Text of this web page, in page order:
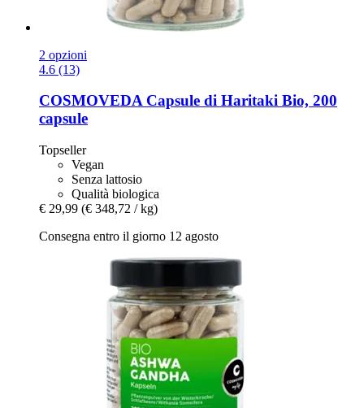
2 opzioni
4.6 (13)
COSMOVEDACapsule di Haritaki Bio, 200
capsule
Topseller
Vegan
Senza lattosio
Qualità biologica
€ 29,99 (€ 348,72 / kg)
Consegna entro il giorno 12 agosto